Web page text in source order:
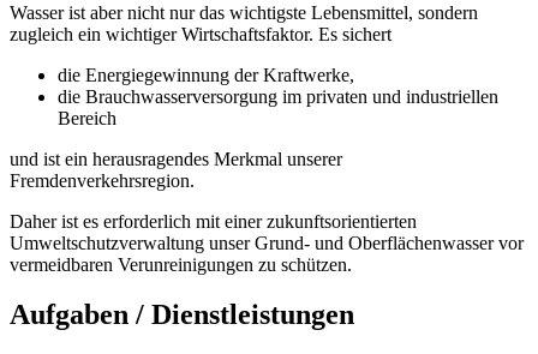
Wasser ist aber nicht nur das wichtigste Lebensmittel, sondern
zugleich ein wichtiger Wirtschaftsfaktor. Es sichert
die Energiegewinnung der Kraftwerke,
die Brauchwasserversorgung im privaten und industriellen
Bereich
und ist ein herausragendes Merkmal unserer
Fremdenverkehrsregion.
Daher ist es erforderlich mit einer zukunftsorientierten
Umweltschutzverwaltung unser Grund- und Oberflächenwasser vor
vermeidbaren Verunreinigungen zu schützen.
Aufgaben / Dienstleistungen